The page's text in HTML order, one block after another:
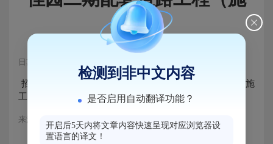
工）
日期：2021-08-26 16:12
招标条件备案——琅岐香海佳园二期配套道路工程（施
工）
来源：马尾区工程招投标办公室
检测到非中文内容
是否启用自动翻译功能？
开启后5天内将文章内容快速呈现对应浏览器设
置语言的译文！